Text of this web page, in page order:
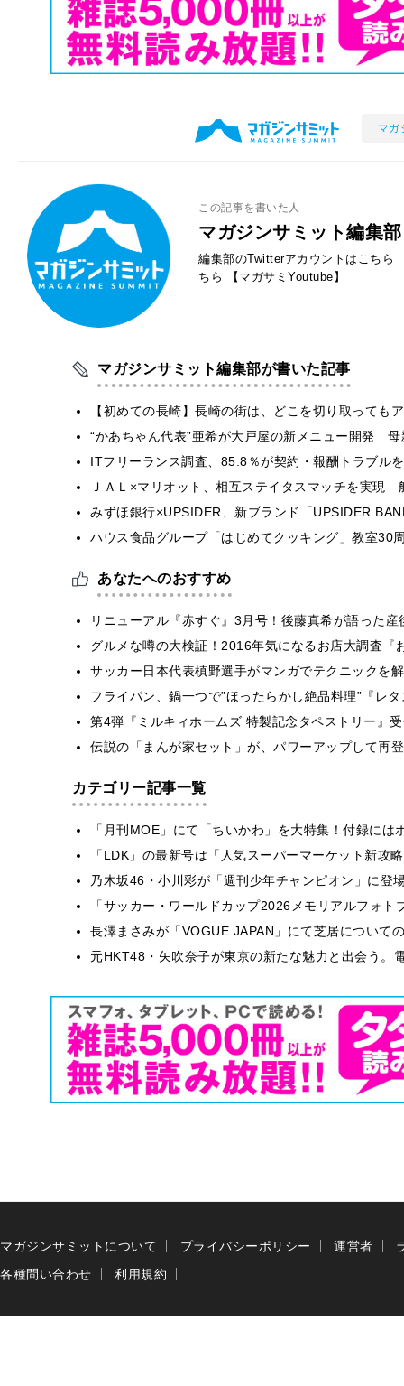
マガ
この記事を書いた人
マガジンサミット編集部
編集部のTwitterアカウントはこちら
ちら
【マガサミYoutube】
マガジンサミット編集部が書いた記事
【初めての長崎】長崎の街は、どこを切り取って
“かあちゃん代表”亜希が大戸屋の新メニュー開発
ITフリーランス調査、85.8％が契約・報酬トラブ
ＪＡＬ×マリオット、相互ステイタスマッチを実
みずほ銀行×UPSIDER、新ブランド「UPSIDER
ハウス食品グループ「はじめてクッキング」教室
あなたへのおすすめ
リニューアル『赤すぐ』3月号！後藤真希が語った産
グルメな噂の大検証！2016年気になるお店大調査『
サッカー日本代表槙野選手がマンガでテクニックを
フライパン、鍋一つで”ほったらかし絶品料理”『レ
第4弾『ミルキィホームズ 特製記念タペストリー』
伝説の「まんが家セット」が、パワーアップして再
カテゴリー記事一覧
「月刊MOE」にて「ちいかわ」を大特集！付録に
「LDK」の最新号は「人気スーパーマーケット新
乃木坂46・小川彩が「週刊少年チャンピオン」に
「サッカー・ワールドカップ2026メモリアルフォ
長澤まさみが「VOGUE JAPAN」にて芝居について
元HKT48・矢吹奈子が東京の新たな魅力と出会う
マガジンサミットについて プライバシーポリシー 運営者
各種問い合わせ
利用規約